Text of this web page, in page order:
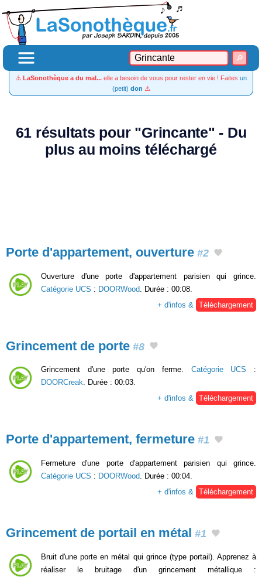
⚠️ LaSonothèque a du mal... elle a besoin de vous pour rester en vie ! Faites un
(petit) don ⚠️
61 résultats pour "Grincante" - Du
plus au moins téléchargé
Porte d'appartement, ouverture #2
Ouverture d'une porte d'appartement parisien qui grince.
Catégorie UCS : DOORWood . Durée : 00:08.
+ d'infos &
Téléchargement
Grincement de porte #8
Grincement d'une porte qu'on ferme. Catégorie UCS :
DOORCreak. Durée : 00:03.
+ d'infos & Téléchargement
Porte d'appartement, fermeture #1
Fermeture d'une porte d'appartement parisien qui grince.
Catégorie UCS : DOORWood . Durée : 00:04.
+ d'infos &
Téléchargement
Grincement de portail en métal #1
Bruit d'une porte en métal qui grince (type portail). Apprenez à
réaliser le bruitage d'un grincement métallique :